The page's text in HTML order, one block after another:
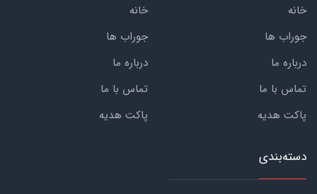
خانه
جوراب ها
درباره ما
تماس با ما
پاکت هدیه
خانه
جوراب ها
درباره ما
تماس با ما
پاکت هدیه
دسته‌بندی